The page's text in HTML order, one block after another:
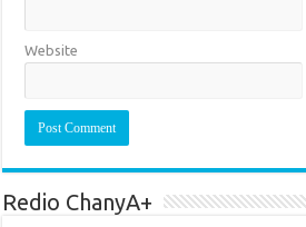
Website
Redio ChanyA+